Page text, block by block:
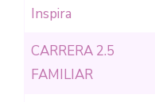
Inspira
CARRERA 2.5
FAMILIAR